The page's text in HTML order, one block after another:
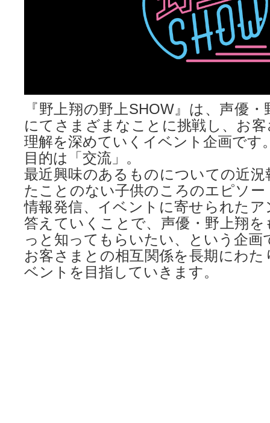
『野上翔の野上SHOW』は、声優
にてさまざまなことに挑戦し、お
理解を深めていくイベント企画です
目的は「交流」。
最近興味のあるものについての近
たことのない子供のころのエピソ
情報発信、イベントに寄せられた
答えていくことで、声優・野上翔
っと知ってもらいたい、という企画
お客さまとの相互関係を長期にわ
ベントを目指していきます。